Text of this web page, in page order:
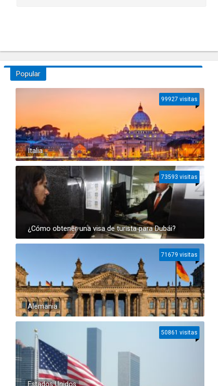
Popular
Italia
99927 visitas
¿Cómo obtener una visa de turista para Dubái?
73593 visitas
Alemania
71679 visitas
Estados Unidos
50861 visitas